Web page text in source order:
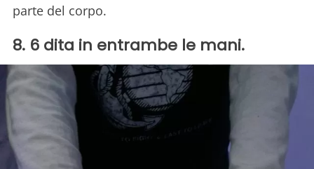
parte del corpo.
8. 6 dita in entrambe le mani.